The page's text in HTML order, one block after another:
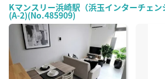
Kマンスリー浜崎駅（浜玉インターチェ
(A-2)(No.485909)